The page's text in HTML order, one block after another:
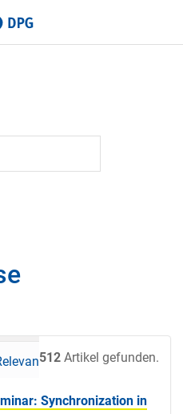
512 Artikel gefunden.
Datum
Synchronization in